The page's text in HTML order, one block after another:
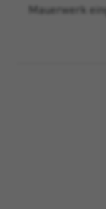
Mauerwerk